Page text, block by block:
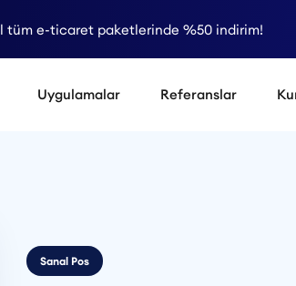
tüm e-ticaret paketlerinde %50 indirim!
Uygulamalar Referanslar
Sanal Pos